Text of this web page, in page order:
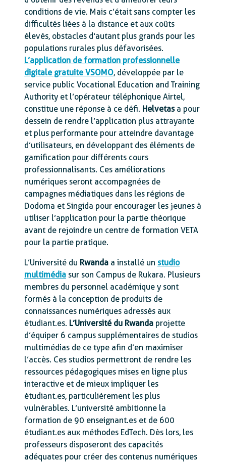
conditions de vie. Mais c’était sans compter les
difficultés liées à la distance et aux coûts
élevés, obstacles d‘autant plus grands pour les
populations rurales plus défavorisées.
L’application de formation professionnelle
digitale gratuite VSOMO, développée par le
service public Vocational Education and Training
Authority et l’opérateur téléphonique Airtel,
constitue une réponse à ce défi. Helvetasa pour
dessein de rendre l’application plus attrayante
et plus performante pour atteindre davantage
d’utilisateurs, en développant des éléments de
gamification pour différents cours
professionnalisants. Ces améliorations
numériques seront accompagnées de
campagnes médiatiques dans les régions de
Dodoma et Singida pour encourager les jeunes à
utiliser l’application pour la partie théorique
avant de rejoindre un centre de formation VETA
pour la partie pratique.
L’Université du Rwanda a installé un studio
multimédia sur son Campus de Rukara. Plusieurs
membres du personnel académique y sont
formés à la conception de produits de
connaissances numériques adressés aux
étudiant.es. L’Université du Rwanda projette
d’équiper 6 campus supplémentaires de studios
multimédias de ce type afin d’en maximiser
l’accès. Ces studios permettront de rendre les
ressources pédagogiques mises en ligne plus
interactive et de mieux impliquer les
étudiant.es, particulièrement les plus
vulnérables. L’université ambitionne la
formation de 90 enseignant.es et de 600
étudiant.es aux méthodes EdTech. Dès lors, les
professeurs disposeront des capacités
adéquates pour créer des contenus numériques